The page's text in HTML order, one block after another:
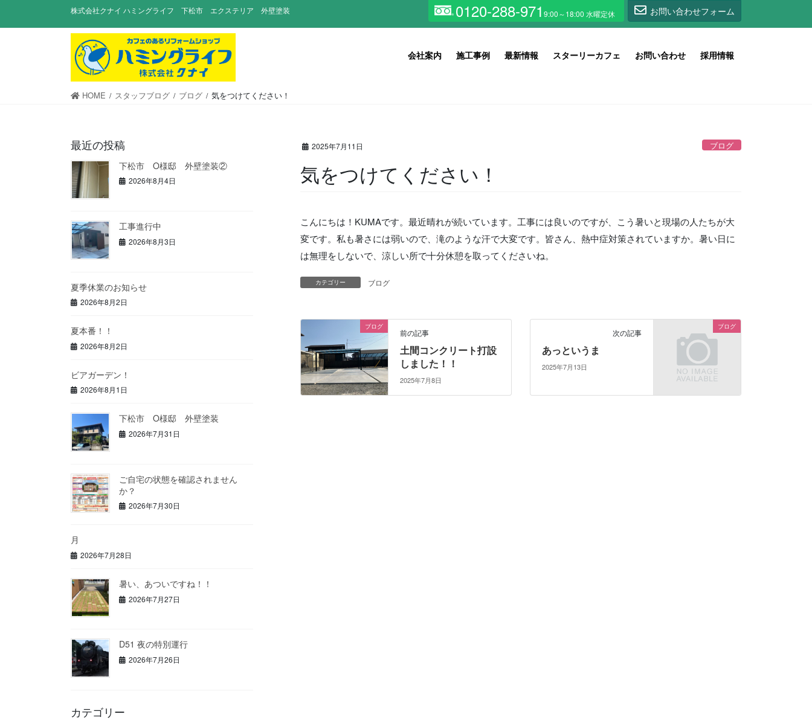
株式会社クナイ ハミングライフ 下松市 エクステリア 外壁塗装 0120-288-971 お問い合わせフォーム
会社案内 施工事例 最新情報 スターリーカフェ お問い合わせ 採用情報
HOME スタッフブログ ブログ 気をつけてください！
2025年7月11日 ブログ
気をつけてください！
こんにちは！KUMAです。最近晴れが続いています。工事には良いのですが、こう暑いと現場の人たちが大
変です。私も暑さには弱いので、滝のような汗で大変です。皆さん、熱中症対策されていますか。暑い日に
は無理をしないで、涼しい所で十分休憩を取ってくださいね。
カテゴリー ブログ
ブログ
前の記事
土間コンクリート打設
しました！！
2025年7月8日
ブログ
次の記事
あっというま
2025年7月13日
最近の投稿
下松市 O様邸 外壁塗装②
2026年8月4日
工事進行中
2026年8月3日
夏季休業のお知らせ
2026年8月2日
夏本番！！
2026年8月2日
ビアガーデン！
2026年8月1日
下松市 O様邸 外壁塗装
2026年7月31日
ご自宅の状態を確認されません
か？
2026年7月30日
月
2026年7月28日
暑い、あついですね！！
2026年7月27日
D51 夜の特別運行
2026年7月26日
カテゴリー